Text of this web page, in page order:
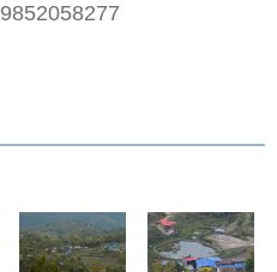
9852058277